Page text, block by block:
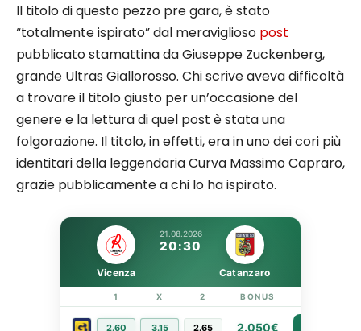
Il titolo di questo pezzo pre gara, è stato
“totalmente ispirato” dal meraviglioso post
pubblicato stamattina da Giuseppe Zuckenberg,
grande Ultras Giallorosso. Chi scrive aveva difficoltà
a trovare il titolo giusto per un’occasione del
genere e la lettura di quel post è stata una
folgorazione. Il titolo, in effetti, era in uno dei cori più
identitari della leggendaria Curva Massimo Capraro,
grazie pubblicamente a chi lo ha ispirato.
21.08.2026
20:30
Vicenza Catanzaro
1 X 2 BONUS
2.60 3.15 2.65 2.050€